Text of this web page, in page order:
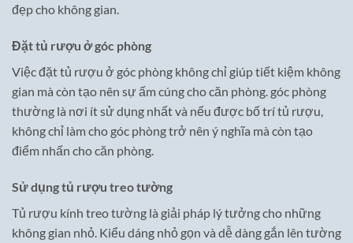
đẹp cho không gian.
Đặt tủ rượu ở góc phòng
Việc đặt tủ rượu ở góc phòng không chỉ giúp tiết kiệm không
gian mà còn tạo nên sự ấm cúng cho căn phòng. góc phòng
thường là nơi ít sử dụng nhất và nếu được bố trí tủ rượu,
không chỉ làm cho góc phòng trở nên ý nghĩa mà còn tạo
điểm nhấn cho căn phòng.
Sử dụng tủ rượu treo tường
Tủ rượu kính treo tường là giải pháp lý tưởng cho những
không gian nhỏ. Kiểu dáng nhỏ gọn và dễ dàng gắn lên tường